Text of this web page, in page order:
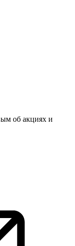
об акциях и